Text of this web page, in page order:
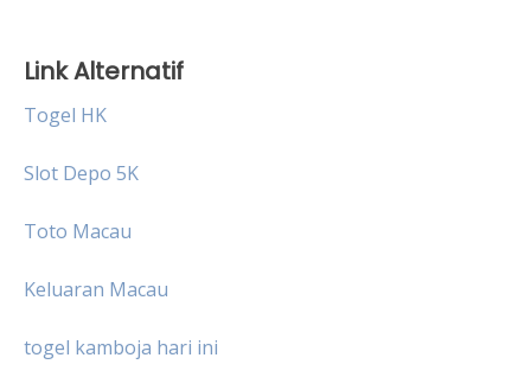
Link Alternatif
Togel HK
Slot Depo 5K
Toto Macau
Keluaran Macau
togel kamboja hari ini